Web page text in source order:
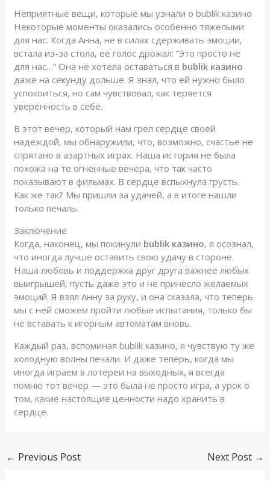
Неприятные вещи, которые мы узнали о bublik казино
Некоторые моменты оказались особенно тяжелыми
для нас. Когда Анна, не в силах сдерживать эмоции,
встала из-за стола, её голос дрожал: “Это просто не
для нас…” Она не хотела оставаться в bublik казино
даже на секунду дольше. Я знал, что ей нужно было
успокоиться, но сам чувствовал, как теряется
уверенность в себе.
В этот вечер, который нам грел сердце своей
надеждой, мы обнаружили, что, возможно, счастье не
спрятано в азартных играх. Наша история не была
похожа на те огненные вечера, что так часто
показывают в фильмах. В сердце вспыхнула грусть.
Как же так? Мы пришли за удачей, а в итоге нашли
только печаль.
Заключение
Когда, наконец, мы покинули bublik казино, я осознал,
что иногда лучше оставить свою удачу в стороне.
Наша любовь и поддержка друг друга важнее любых
выигрышей, пусть даже это и не принесло желаемых
эмоций. Я взял Анну за руку, и она сказала, что теперь
мы с ней сможем пройти любые испытания, только бы
не вставать к игорным автоматам вновь.
Каждый раз, вспоминая bublik казино, я чувствую ту же
холодную волны печали. И даже теперь, когда мы
иногда играем в лотереи на выходных, я всегда
помню тот вечер — это была не просто игра, а урок о
том, какие настоящие ценности надо хранить в
сердце.
← Previous Post Next Post →